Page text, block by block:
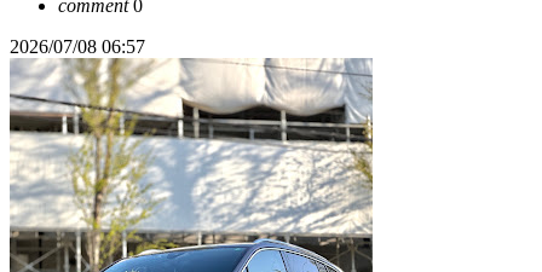
comment0
2026/07/08 06:57